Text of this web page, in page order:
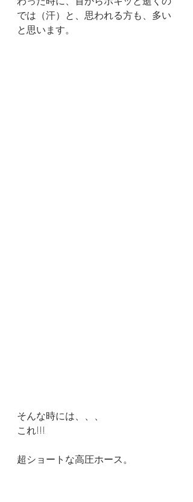
では（汗）と、思われる方も、多い
と思います。
そんな時には、、、
これ!!!
超ショートな高圧ホース。